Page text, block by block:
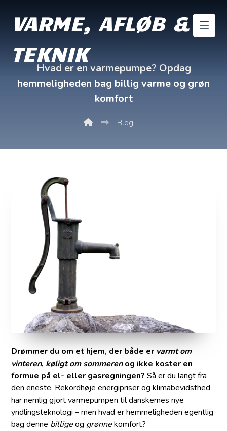
VARME, AFLØB &
TEKNIK
Hvad er en varmepumpe? Opdag
hemmeligheden bag billig varme og grøn
komfort
Blog
Drømmer du om et hjem, der både er varmt om
vinteren, køligt om sommerenog ikke koster en
formue på el- eller gasregningen? Så er du langt fra
den eneste. Rekordhøje energipriser og klimabevidsthed
har nemlig gjort varmepumpen til danskernes nye
yndlingsteknologi – men hvad er hemmeligheden egentlig
bag denne billigeog grønnekomfort?